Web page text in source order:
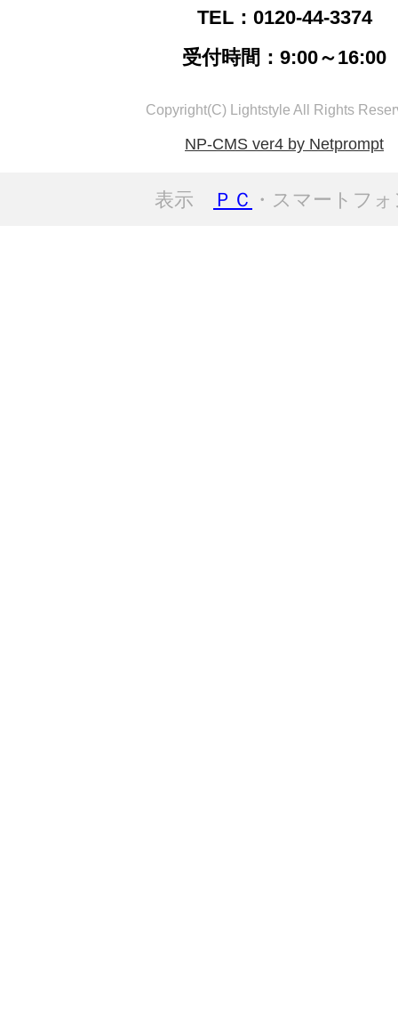
TEL：0120-44-3374
受付時間：9:00～16:00
Copyright(C) Lightstyle All Rights
NP-CMS ver4 by Netprompt
表示 ＰＣ ・スマートフ